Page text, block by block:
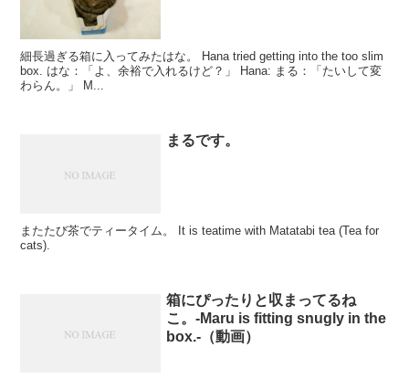
細長過ぎる箱に入ってみたはな。 Hana tried getting into the too slim
box. はな：「よ、余裕で入れるけど？」 Hana: まる：「たいして変
わらん。」 M...
まるです。
またたび茶でティータイム。 It is teatime with Matatabi tea (Tea for
cats).
箱にぴったりと収まってるね
こ。-Maru is fitting snugly in the
box.-（動画）